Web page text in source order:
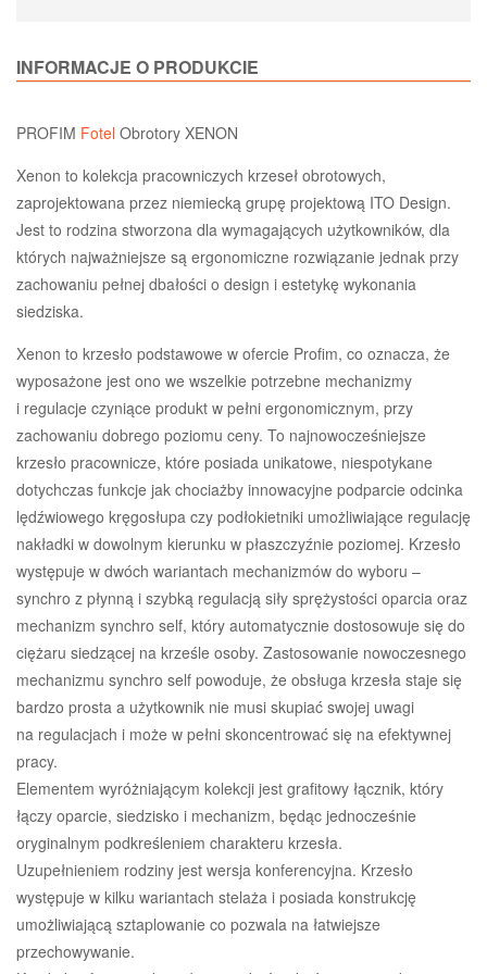
INFORMACJE O PRODUKCIE
PROFIM Fotel Obrotory XENON
Xenon to kolekcja pracowniczych krzeseł obrotowych,
zaprojektowana przez niemiecką grupę projektową ITO Design.
Jest to rodzina stworzona dla wymagających użytkowników, dla
których najważniejsze są ergonomiczne rozwiązanie jednak przy
zachowaniu pełnej dbałości o design i estetykę wykonania
siedziska.
Xenon to krzesło podstawowe w ofercie Profim, co oznacza, że
wyposażone jest ono we wszelkie potrzebne mechanizmy
i regulacje czyniące produkt w pełni ergonomicznym, przy
zachowaniu dobrego poziomu ceny. To najnowocześniejsze
krzesło pracownicze, które posiada unikatowe, niespotykane
dotychczas funkcje jak chociażby innowacyjne podparcie odcinka
lędźwiowego kręgosłupa czy podłokietniki umożliwiające regulację
nakładki w dowolnym kierunku w płaszczyźnie poziomej. Krzesło
występuje w dwóch wariantach mechanizmów do wyboru –
synchro z płynną i szybką regulacją siły sprężystości oparcia oraz
mechanizm synchro self, który automatycznie dostosowuje się do
ciężaru siedzącej na krześle osoby. Zastosowanie nowoczesnego
mechanizmu synchro self powoduje, że obsługa krzesła staje się
bardzo prosta a użytkownik nie musi skupiać swojej uwagi
na regulacjach i może w pełni skoncentrować się na efektywnej
pracy.
Elementem wyróżniającym kolekcji jest grafitowy łącznik, który
łączy oparcie, siedzisko i mechanizm, będąc jednocześnie
oryginalnym podkreśleniem charakteru krzesła.
Uzupełnieniem rodziny jest wersja konferencyjna. Krzesło
występuje w kilku wariantach stelaża i posiada konstrukcję
umożliwiającą sztaplowanie co pozwala na łatwiejsze
przechowywanie.